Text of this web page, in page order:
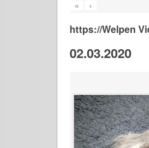
« ‹
https://Welpen
02.03.2020